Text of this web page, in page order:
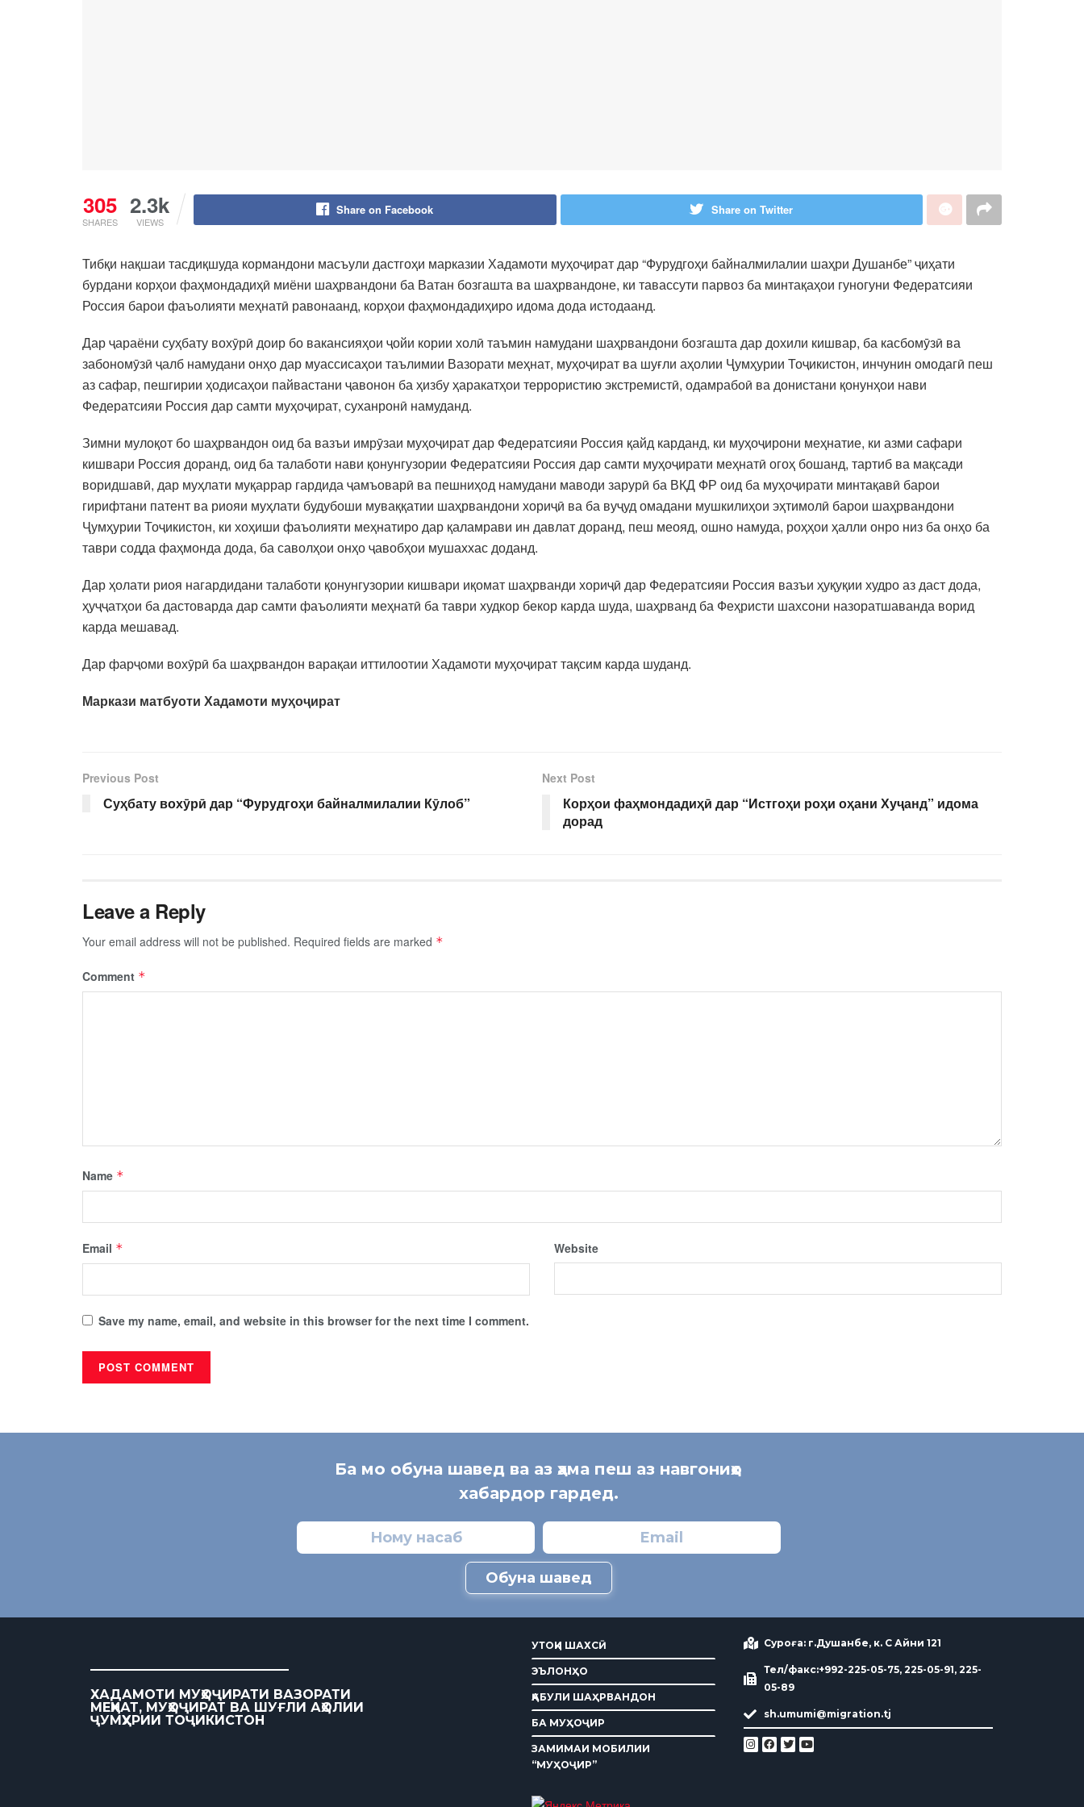
305
SHARES
2.3k
VIEWS
Share on Facebook Share on Twitter
Тибқи нақшаи тасдиқшуда кормандони масъули дастгоҳи марказии Хадамоти муҳоҷират дар “Фурудгоҳи байналмилалии шаҳри Душанбе” ҷиҳати
бурдани корҳои фаҳмондадиҳӣ миёни шаҳрвандони ба Ватан бозгашта ва шаҳрвандоне, ки тавассути парвоз ба минтақаҳои гуногуни Федератсияи
Россия барои фаъолияти меҳнатӣ равонаанд, корҳои фаҳмондадиҳиро идома дода истодаанд.
Дар ҷараёни суҳбату вохӯрӣ доир бо вакансияҳои ҷойи кории холӣ таъмин намудани шаҳрвандони бозгашта дар дохили кишвар, ба касбомӯзӣ ва
забономӯзӣ ҷалб намудани онҳо дар муассисаҳои таълимии Вазорати меҳнат, муҳоҷират ва шуғли аҳолии Ҷумҳурии Тоҷикистон, инчунин омодагӣ пеш
аз сафар, пешгирии ҳодисаҳои пайвастани ҷавонон ба ҳизбу ҳаракатҳои террористию экстремистӣ, одамрабоӣ ва донистани қонунҳои нави
Федератсияи Россия дар самти муҳоҷират, суханронӣ намуданд.
Зимни мулоқот бо шаҳрвандон оид ба вазъи имрӯзаи муҳоҷират дар Федератсияи Россия қайд карданд, ки муҳоҷирони меҳнатие, ки азми сафари
кишвари Россия доранд, оид ба талаботи нави қонунгузории Федератсияи Россия дар самти муҳоҷирати меҳнатӣ огоҳ бошанд, тартиб ва мақсади
воридшавӣ, дар муҳлати муқаррар гардида ҷамъоварӣ ва пешниҳод намудани маводи зарурӣ ба ВКД ФР оид ба муҳоҷирати минтақавӣ барои
гирифтани патент ва риояи муҳлати будубоши муваққатии шаҳрвандони хориҷӣ ва ба вуҷуд омадани мушкилиҳои эҳтимолӣ барои шаҳрвандони
Ҷумҳурии Тоҷикистон, ки хоҳиши фаъолияти меҳнатиро дар қаламрави ин давлат доранд, пеш меояд, ошно намуда, роҳҳои ҳалли онро низ ба онҳо ба
таври содда фаҳмонда дода, ба саволҳои онҳо ҷавобҳои мушаххас доданд.
Дар ҳолати риоя нагардидани талаботи қонунгузории кишвари иқомат шаҳрванди хориҷӣ дар Федератсияи Россия вазъи ҳуқуқии худро аз даст дода,
ҳуҷҷатҳои ба дастоварда дар самти фаъолияти меҳнатӣ ба таври худкор бекор карда шуда, шаҳрванд ба Феҳристи шахсони назоратшаванда ворид
карда мешавад.
Дар фарҷоми вохӯрӣ ба шаҳрвандон варақаи иттилоотии Хадамоти муҳоҷират тақсим карда шуданд.
Маркази матбуоти Хадамоти муҳоҷират
Previous Post
Суҳбату вохӯрӣ дар “Фурудгоҳи байналмилалии Кӯлоб”
Next Post
Корҳои фаҳмондадиҳӣ дар “Истгоҳи роҳи оҳани Хуҷанд” идома
дорад
Leave a Reply
Your email address will not be published. Required fields are marked *
Comment *
Name *
Email * Website
Save my name, email, and website in this browser for the next time I comment.
Ба мо обуна шавед ва аз ҳама пеш аз навгониҳо
хабардор гардед.
Обуна шавед
ХАДАМОТИ МУҲОҶИРАТИ ВАЗОРАТИ
МЕҲНАТ, МУҲОҶИРАТ ВА ШУҒЛИ АҲОЛИИ
ҶУМҲУРИИ ТОҶИКИСТОН
УТОҚИ ШАХСӢ
ЭЪЛОНҲО
ҚАБУЛИ ШАҲРВАНДОН
БА МУҲОҶИР
ЗАМИМАИ МОБИЛИИ
“МУҲОҶИР”
Суроға: г.Душанбе, к. С Айни 121
Тел/факс:+992-225-05-75, 225-05-91, 225-
05-89
sh.umumi@migration.tj